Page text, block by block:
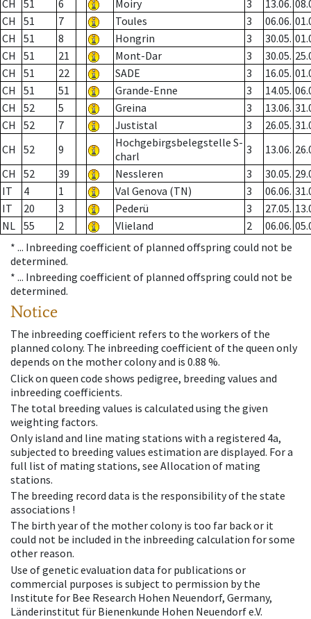
CH 51 6 Moiry 3 13.06.
CH
51 7 Toules 3 06.06.
CH
51 8 Hongrin 3 30.05.
CH
51 21 Mont-Dar 3 30.05.
CH
51 22 SADE 3 16.05.
CH
51 51 Grande-Enne 3 14.05.
CH
52 5 Greina 3 13.06.
CH
52 7 Justistal 3 26.05.
CH
52 9
Hochgebirgsbelegstelle S-
charl
3 13.06.
CH
52 39 Nessleren 3 30.05.
IT
4 1 Val Genova (TN) 3 06.06.
IT
20 3 Pederü 3 27.05.
NL 55 2 Vlieland 2 06.06.
* ... Inbreeding coefficient of planned offspring could not be
determined.
* ... Inbreeding coefficient of planned offspring could not be
determined.
Notice
The inbreeding coefficient refers to the workers of the
planned colony. The inbreeding coefficient of the queen only
depends on the mother colony and is 0.88 %.
Click on queen code shows pedigree, breeding values and
inbreeding coefficients.
The total breeding values is calculated using the given
weighting factors.
Only island and line mating stations with a registered 4a,
subjected to breeding values estimation are displayed. For a
full list of mating stations, see Allocation of mating
stations.
The breeding record data is the responsibility of the state
associations !
The birth year of the mother colony is too far back or it
could not be included in the inbreeding calculation for some
other reason.
Use of genetic evaluation data for publications or
commercial purposes is subject to permission by the
Institute for Bee Research Hohen Neuendorf, Germany,
Länderinstitut für Bienenkunde Hohen Neuendorf e.V.